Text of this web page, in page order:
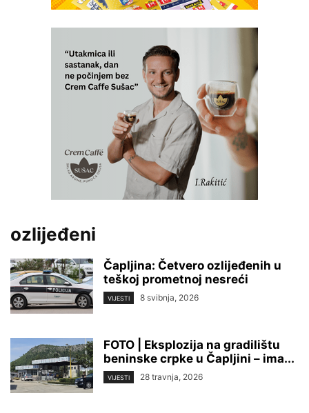
ozlijeđeni
Čapljina: Četvero ozlijeđenih u
teškoj prometnoj nesreći
VIJESTI 8 svibnja, 2026
FOTO | Eksplozija na gradilištu
beninske crpke u Čapljini – ima...
VIJESTI 28 travnja, 2026